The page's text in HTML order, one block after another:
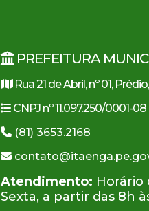
PREFEITURA
Rua 21 de Abril, nº 01,
CNPJ nº 11.097.250/0001-08
(81) 3653.2168
Atendimento: Horário
Sexta, a partir das 8h